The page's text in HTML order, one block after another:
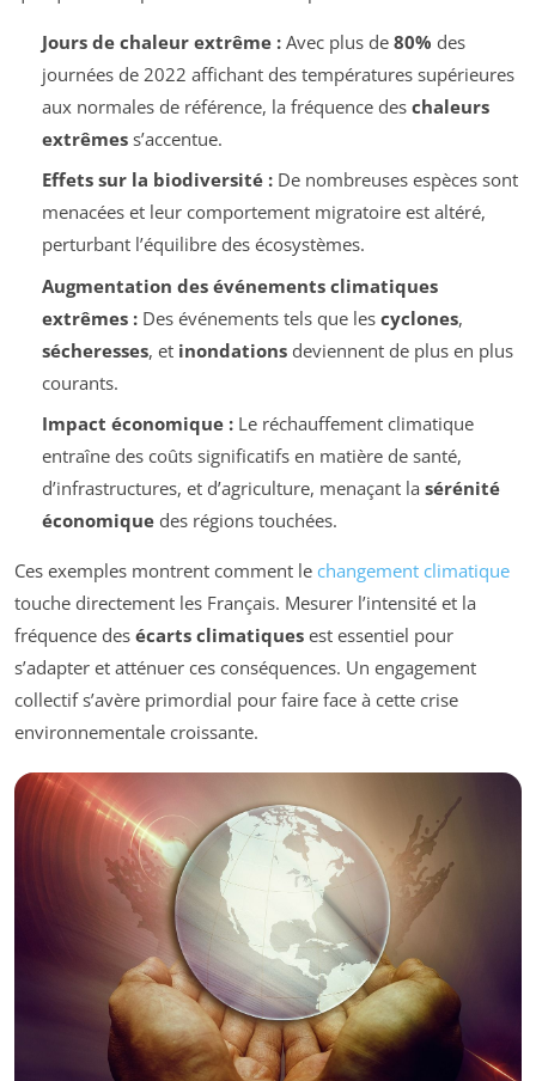
Jours de chaleur extrême :Avec plus de 80% des
journées de 2022 affichant des températures supérieures
aux normales de référence, la fréquence des chaleurs
extrêmess’accentue.
Effets sur la biodiversité :De nombreuses espèces sont
menacées et leur comportement migratoire est altéré,
perturbant l’équilibre des écosystèmes.
Augmentation des événements climatiques
extrêmes :Des événements tels que les cyclones,
sécheresses, et inondationsdeviennent de plus en plus
courants.
Impact économique :Le réchauffement climatique
entraîne des coûts significatifs en matière de santé,
d’infrastructures, et d’agriculture, menaçant la sérénité
économiquedes régions touchées.
Ces exemples montrent comment le changement climatique
touche directement les Français. Mesurer l’intensité et la
fréquence des écarts climatiques est essentiel pour
s’adapter et atténuer ces conséquences. Un engagement
collectif s’avère primordial pour faire face à cette crise
environnementale croissante.